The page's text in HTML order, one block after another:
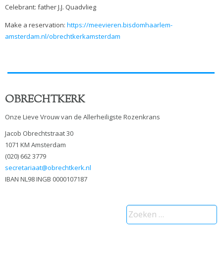
Celebrant: father J.J. Quadvlieg
Make a reservation: https://meevieren.bisdomhaarlem-
amsterdam.nl/obrechtkerkamsterdam
OBRECHTKERK
Onze Lieve Vrouw van de Allerheiligste Rozenkrans
Jacob Obrechtstraat 30
1071 KM Amsterdam
(020) 662 3779
secretariaat@obrechtkerk.nl
IBAN NL98 INGB 0000107187
Zoeken
naar: